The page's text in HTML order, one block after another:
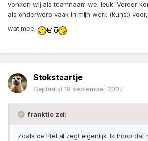
vonden wij als teamnaam wel leuk. Verder
als onderwerp vaak in mijn werk (kunst)
wat mee.
Stokstaartje
Geplaatst 18 september 2007
franktic zei:
Zoals de titel al zegt eigenlijk! Ik hoop dat